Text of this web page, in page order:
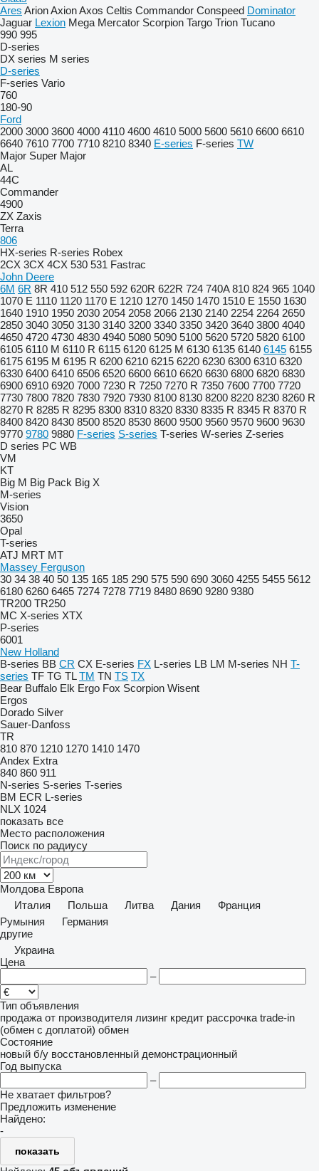
Ares ArionAxionAxos Celtis Commandor Conspeed Dominator
Jaguar Lexion Mega Mercator Scorpion Targo Trion Tucano
990 995
D-series
DX series M series
D-series
F-series Vario
760
180-90
Ford
2000 3000 3600 4000 4110 4600 4610 5000 5600 5610 6600 6610
6640 7610 7700 7710 8210 8340 E-series F-series TW
Major Super Major
AL
44C
Commander
4900
ZX Zaxis
Terra
806
HX-series R-series Robex
2CX 3CX 4CX 530 531 Fastrac
John Deere
6M 6R 8R 410 512 550 592 620R 622R 724 740A 810 824 965 1040
1070 E 1110 1120 1170 E 1210 1270 1450 1470 1510 E 1550 1630
1640 1910 1950 2030 2054 2058 2066 2130 2140 2254 2264 2650
2850 3040 3050 3130 3140 3200 3340 3350 3420 3640 3800 4040
4650 4720 4730 4830 4940 5080 5090 5100 5620 5720 5820 6100
6105 6110 M 6110 R 6115 6120 6125 M 6130 6135 6140 6145 6155
6175 6195 M 6195 R 6200 6210 6215 6220 6230 6300 6310 6320
6330 6400 6410 6506 6520 6600 6610 6620 6630 6800 6820 6830
6900 6910 6920 7000 7230 R 7250 7270 R 7350 7600 7700 7720
7730 7800 7820 7830 7920 7930 8100 8130 8200 8220 8230 8260 R
8270 R 8285 R 8295 8300 8310 8320 8330 8335 R 8345 R 8370 R
8400 8420 8430 8500 8520 8530 8600 9500 9560 9570 9600 9630
9770 9780 9880 F-series S-series T-series W-series Z-series
D series PC WB
VM
KT
Big M Big Pack Big X
M-series
Vision
3650
Opal
T-series
ATJ MRT MT
Massey Ferguson
30 34 38 40 50 135 165 185 290 575 590 690 3060 4255 5455 5612
6180 6260 6465 7274 7278 7719 8480 8690 9280 9380
TR200 TR250
MC X-series XTX
P-series
6001
New Holland
B-series BB CR CX E-series FX L-series LB LM M-series NH T-
series TF TG TL TM TN TS TX
Bear Buffalo Elk Ergo Fox Scorpion Wisent
Ergos
Dorado Silver
Sauer-Danfoss
TR
810 870 1210 1270 1410 1470
Andex Extra
840 860 911
N-series S-series T-series
BM ECR L-series
NLX 1024
показать все
Место расположения
Поиск по радиусу
Молдова Европа
Италия
Польша Литва Дания
Франция
Румыния
Германия
другие
Украина
Цена
–
Тип объявления
продажа от производителя лизинг кредит рассрочка trade-in
(обмен с доплатой) обмен
Состояние
новый б/у восстановленный демонстрационный
Год выпуска
–
Не хватает фильтров?
Предложить изменение
Найдено:
-
показать